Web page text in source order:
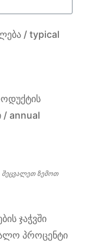
/ typical
annual
შეცვალეთ ზემოთ
ჯაჭვში
პროცენტი